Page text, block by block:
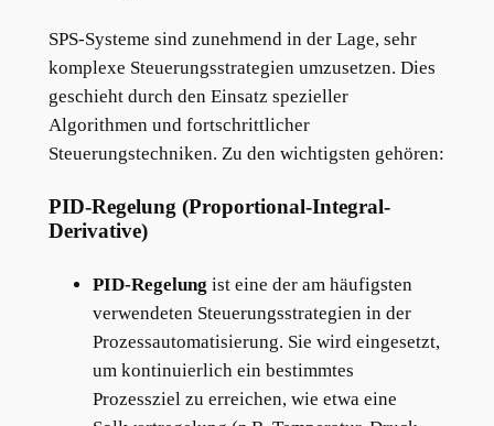
SPS-Systeme sind zunehmend in der Lage, sehr
komplexe Steuerungsstrategien umzusetzen. Dies
geschieht durch den Einsatz spezieller
Algorithmen und fortschrittlicher
Steuerungstechniken. Zu den wichtigsten gehören:
PID-Regelung (Proportional-Integral-
Derivative)
PID-Regelung ist eine der am häufigsten
verwendeten Steuerungsstrategien in der
Prozessautomatisierung. Sie wird eingesetzt,
um kontinuierlich ein bestimmtes
Prozessziel zu erreichen, wie etwa eine